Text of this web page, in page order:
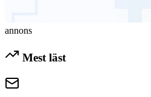
annons
Mest läst